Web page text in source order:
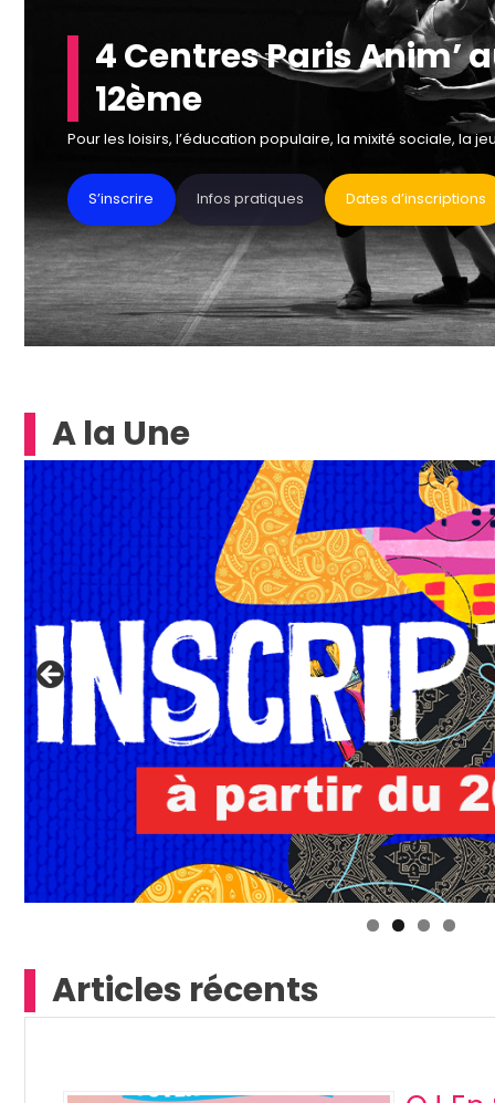
4 Centres Paris Anim’
12ème
Pour les loisirs, l’éducation populaire, la mixité sociale, la
S’inscrire Infos pratiques Dates d’inscriptions
A la Une
Articles récents